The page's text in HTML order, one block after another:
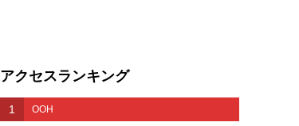
アクセスランキング
1 OOH